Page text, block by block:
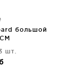
большой
шт.